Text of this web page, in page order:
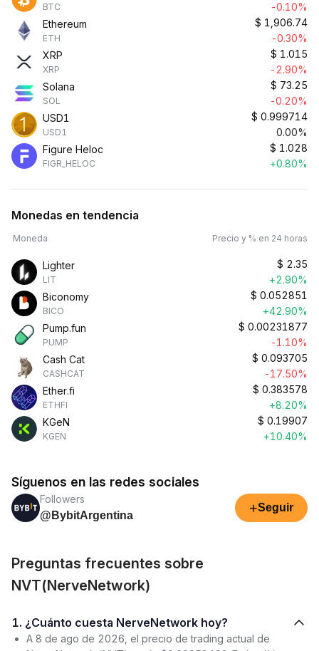
BTC
-0.10%
Ethereum
ETH
$ 1,906.74
-0.30%
XRP
XRP
$ 1.015
-2.90%
Solana
SOL
$ 73.25
-0.20%
USD1
USD1
$ 0.999714
0.00%
Figure Heloc
FIGR_HELOC
$ 1.028
+0.80%
Monedas en tendencia
Moneda Precio y % en 24 horas
Lighter
LIT
$ 2.35
+2.90%
Biconomy
BICO
$ 0.052851
+42.90%
Pump.fun
PUMP
$ 0.00231877
-1.10%
Cash Cat
CASHCAT
$ 0.093705
-17.50%
Ether.fi
ETHFI
$ 0.383578
+8.20%
KGeN
KGEN
$ 0.19907
+10.40%
Síguenos en las redes sociales
Followers
@BybitArgentina
+Seguir
Preguntas frecuentes sobre
NVT(NerveNetwork)
1. ¿Cuánto cuesta NerveNetwork hoy?
A 8 de ago de 2026, el precio de trading actual de